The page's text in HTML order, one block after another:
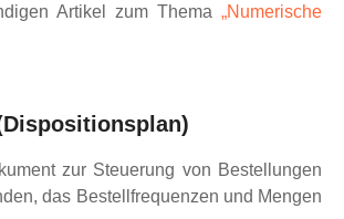
Artikel zum Thema „Numerische
zur Steuerung von Bestellungen
das Bestellfrequenzen und Mengen